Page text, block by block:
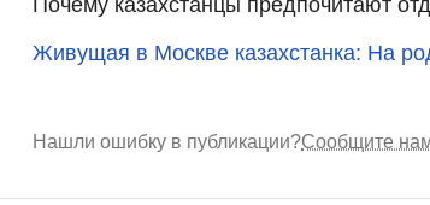
Живущая в Москве казахстанка: На
Нашли ошибку в публикации?Сообщите